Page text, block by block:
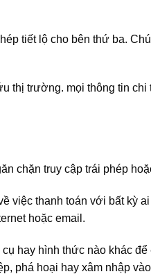
tiết lộ cho bên thứ ba.
thị trường. mọi thông tin
chặn truy cập trái phép
việc thanh toán với bất kỳ
hoặc email.
hay hình thức nào khác
phá hoại hay xâm nhập